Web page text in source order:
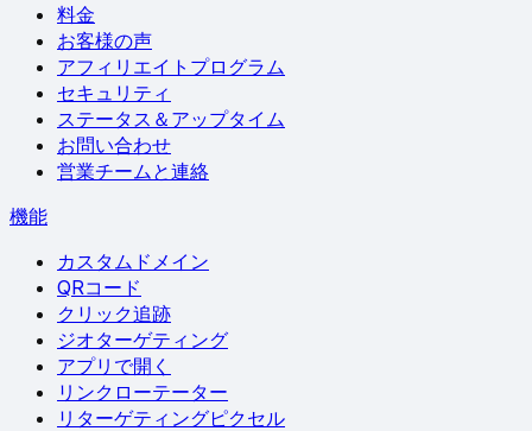
料金
お客様の声
アフィリエイトプログラム
セキュリティ
ステータス＆アップタイム
お問い合わせ
営業チームと連絡
機能
カスタムドメイン
QRコード
クリック追跡
ジオターゲティング
アプリで開く
リンクローテーター
リターゲティングピクセル